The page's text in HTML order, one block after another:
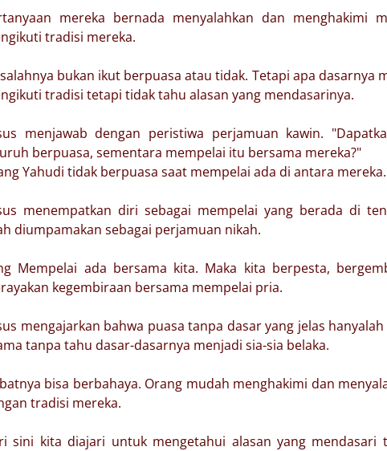
mereka bernada menyalahkan dan menghakimi
tradisi mereka.
bukan ikut berpuasa atau tidak. Tetapi apa dasarnya
tradisi tetapi tidak tahu alasan yang mendasarinya.
menjawab dengan peristiwa perjamuan kawin.
berpuasa, sementara mempelai itu bersama mereka?"
Yahudi tidak berpuasa saat mempelai ada di antara mereka.
menempatkan diri sebagai mempelai yang berada di
diumpamakan sebagai perjamuan nikah.
Mempelai ada bersama kita. Maka kita berpesta,
kegembiraan bersama mempelai pria.
mengajarkan bahwa puasa tanpa dasar yang jelas
tanpa tahu dasar-dasarnya menjadi sia-sia belaka.
bisa berbahaya. Orang mudah menghakimi dan
tradisi mereka.
sini kita diajari untuk mengetahui alasan yang mendasari